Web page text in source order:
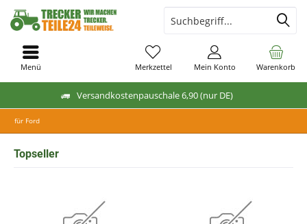
Versandkostenpauschale 6,90 (nur DE)
Warenkorb
Merkzettel Mein Konto
Menü
für Ford
Topseller